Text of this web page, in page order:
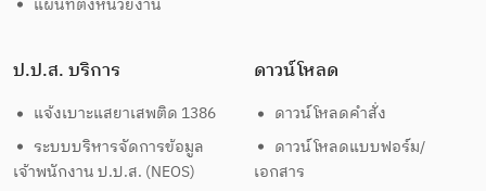
ป.ป.ส. บริการ
แจ้งเบาะแสยาเสพติด 1386
ระบบบริหารจัดการข้อมูล
เจ้าพนักงาน ป.ป.ส. (NEOS)
ดาวน์โหลด
ดาวน์โหลดคำสั่ง
ดาวน์โหลดแบบฟอร์ม/
เอกสาร